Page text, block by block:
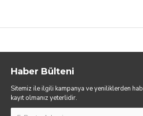
Haber Bülteni
Sitemiz ile ilgili kampanya ve yeniliklerden
kayıt olmanız yeterlidir.